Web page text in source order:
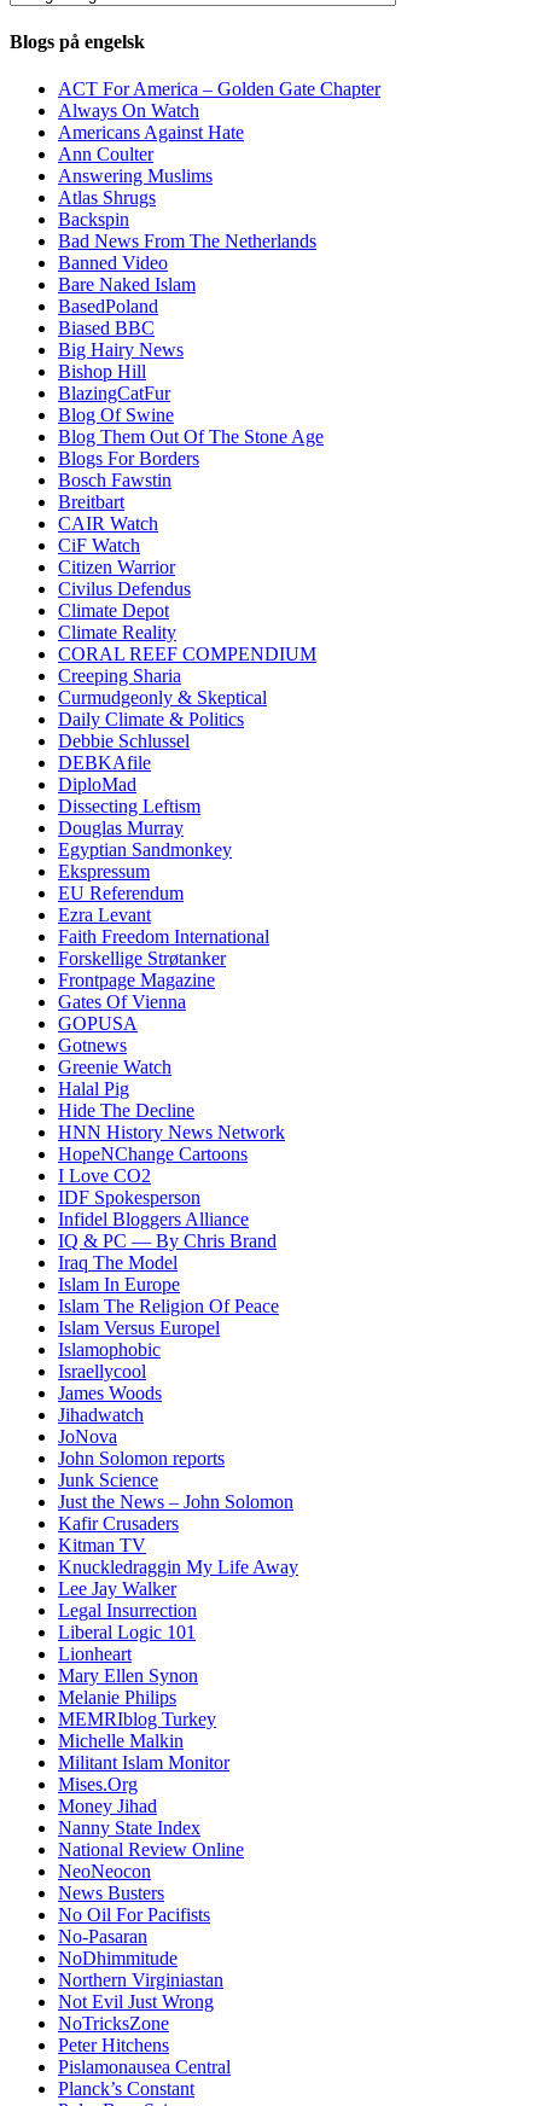
Blogs på engelsk
ACT For America – Golden Gate Chapter
Always On Watch
Americans Against Hate
Ann Coulter
Answering Muslims
Atlas Shrugs
Backspin
Bad News From The Netherlands
Banned Video
Bare Naked Islam
BasedPoland
Biased BBC
Big Hairy News
Bishop Hill
BlazingCatFur
Blog Of Swine
Blog Them Out Of The Stone Age
Blogs For Borders
Bosch Fawstin
Breitbart
CAIR Watch
CiF Watch
Citizen Warrior
Civilus Defendus
Climate Depot
Climate Reality
CORAL REEF COMPENDIUM
Creeping Sharia
Curmudgeonly & Skeptical
Daily Climate & Politics
Debbie Schlussel
DEBKAfile
DiploMad
Dissecting Leftism
Douglas Murray
Egyptian Sandmonkey
Ekspressum
EU Referendum
Ezra Levant
Faith Freedom International
Forskellige Strøtanker
Frontpage Magazine
Gates Of Vienna
GOPUSA
Gotnews
Greenie Watch
Halal Pig
Hide The Decline
HNN History News Network
HopeNChange Cartoons
I Love CO2
IDF Spokesperson
Infidel Bloggers Alliance
IQ & PC — By Chris Brand
Iraq The Model
Islam In Europe
Islam The Religion Of Peace
Islam Versus Europel
Islamophobic
Israellycool
James Woods
Jihadwatch
JoNova
John Solomon reports
Junk Science
Just the News – John Solomon
Kafir Crusaders
Kitman TV
Knuckledraggin My Life Away
Lee Jay Walker
Legal Insurrection
Liberal Logic 101
Lionheart
Mary Ellen Synon
Melanie Philips
MEMRIblog Turkey
Michelle Malkin
Militant Islam Monitor
Mises.Org
Money Jihad
Nanny State Index
National Review Online
NeoNeocon
News Busters
No Oil For Pacifists
No-Pasaran
NoDhimmitude
Northern Virginiastan
Not Evil Just Wrong
NoTricksZone
Peter Hitchens
Pislamonausea Central
Planck’s Constant